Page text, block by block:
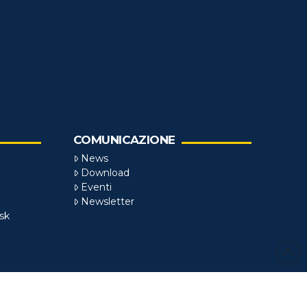
COMUNICAZIONE
News
Download
Eventi
Newsletter